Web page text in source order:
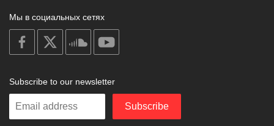
Мы в социальных сетях
on
facebook
soundcloud
Subscribe to our newsletter
Enter
Subscribe